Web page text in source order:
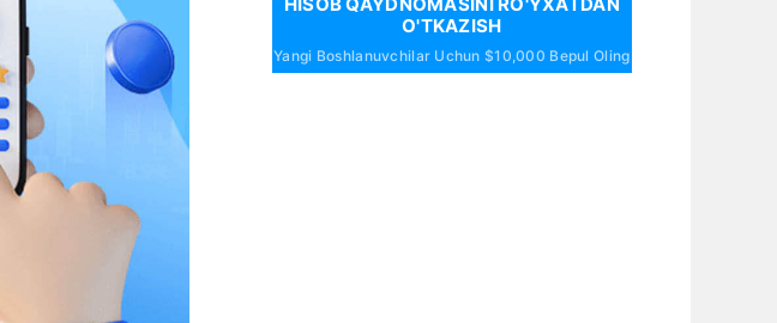
O'TKAZISH
Yangi Boshlanuvchilar Uchun $10,000 Bepul Oling